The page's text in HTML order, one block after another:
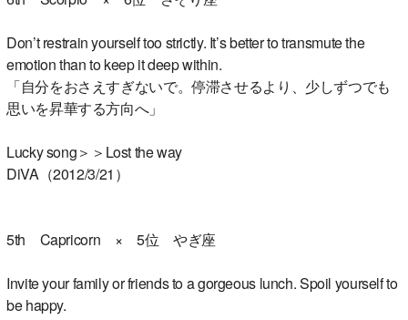
Don’t restrain yourself too strictly. It’s better to transmute the
emotion than to keep it deep within.
「自分をおさえすぎないで。停滞させるより、少しずつでも
思いを昇華する方向へ」
Lucky song＞＞Lost the way
DiVA（2012/3/21）
5th Capricorn × 5位 やぎ座
Invite your family or friends to a gorgeous lunch. Spoil yourself to
be happy.